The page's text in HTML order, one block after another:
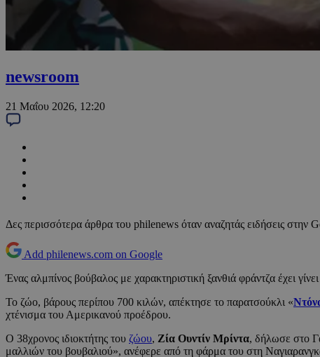
newsroom
21 Μαΐου 2026, 12:20
Δες περισσότερα άρθρα του philenews όταν αναζητάς ειδήσεις στην
Add philenews.com on Google
Ένας αλμπίνος βούβαλος με χαρακτηριστική ξανθιά φράντζα έχει
Το ζώο, βάρους περίπου 700 κιλών, απέκτησε το παρατσούκλι «
χτένισμα του Αμερικανού προέδρου.
Ο 38χρονος ιδιοκτήτης του ζώου, Ζία Ουντίν Μρίντα, δήλωσε στο
μαλλιών του βουβαλιού», ανέφερε από τη φάρμα του στη